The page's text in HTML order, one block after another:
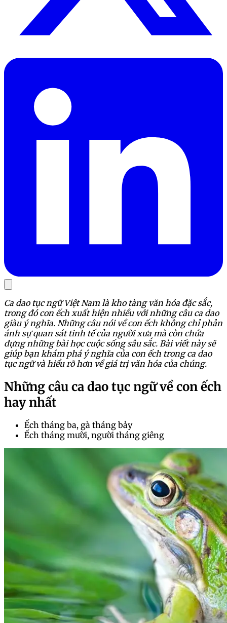
Ca dao tục ngữ Việt Nam là kho tàng văn hóa đặc sắc,
trong đó con ếch xuất hiện nhiều với những câu ca dao
giàu ý nghĩa. Những câu nói về con ếch không chỉ phản
ánh sự quan sát tinh tế của người xưa mà còn chứa
đựng những bài học cuộc sống sâu sắc. Bài viết này sẽ
giúp bạn khám phá ý nghĩa của con ếch trong ca dao
tục ngữ và hiểu rõ hơn về giá trị văn hóa của chúng.
Những câu ca dao tục ngữ về con ếch
hay nhất
Ếch tháng ba, gà tháng bảy
Ếch tháng mười, người tháng giêng